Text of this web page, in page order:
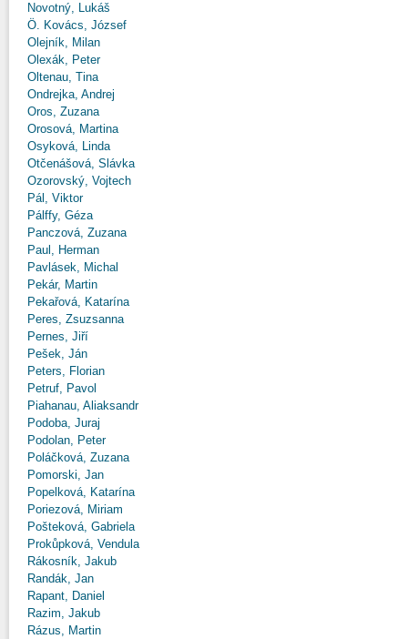
Novotný, Lukáš
Ö. Kovács, József
Olejník, Milan
Olexák, Peter
Oltenau, Tina
Ondrejka, Andrej
Oros, Zuzana
Orosová, Martina
Osyková, Linda
Otčenášová, Slávka
Ozorovský, Vojtech
Pál, Viktor
Pálffy, Géza
Panczová, Zuzana
Paul, Herman
Pavlásek, Michal
Pekár, Martin
Pekařová, Katarína
Peres, Zsuzsanna
Pernes, Jiří
Pešek, Ján
Peters, Florian
Petruf, Pavol
Piahanau, Aliaksandr
Podoba, Juraj
Podolan, Peter
Poláčková, Zuzana
Pomorski, Jan
Popelková, Katarína
Poriezová, Miriam
Pošteková, Gabriela
Prokůpková, Vendula
Rákosník, Jakub
Randák, Jan
Rapant, Daniel
Razim, Jakub
Rázus, Martin